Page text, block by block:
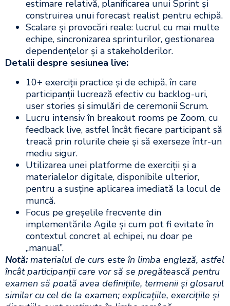
estimare relativă, planificarea unui Sprint și
construirea unui forecast realist pentru echipă.​
Scalare și provocări reale: lucrul cu mai multe
echipe, sincronizarea sprinturilor, gestionarea
dependențelor și a stakeholderilor.​
Detalii despre sesiunea live:
10+ exerciții practice și de echipă, în care
participanții lucrează efectiv cu backlog-uri,
user stories și simulări de ceremonii Scrum.​
Lucru intensiv în breakout rooms pe Zoom, cu
feedback live, astfel încât fiecare participant să
treacă prin rolurile cheie și să exerseze într-un
mediu sigur.​
Utilizarea unei platforme de exerciții și a
materialelor digitale, disponibile ulterior,
pentru a susține aplicarea imediată la locul de
muncă.​
Focus pe greșelile frecvente din
implementările Agile și cum pot fi evitate în
contextul concret al echipei, nu doar pe
„manual”.
Notă: materialul de curs este în limba engleză, astfel
încât participanții care vor să se pregătească pentru
examen să poată avea definițiile, termenii și glosarul
similar cu cel de la examen; explicațiile, exercițiile și